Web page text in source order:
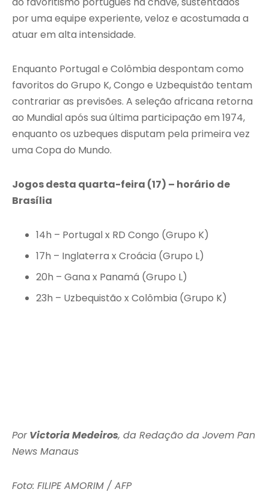
por uma equipe experiente, veloz e acostumada a
atuar em alta intensidade.
Enquanto Portugal e Colômbia despontam como
favoritos do Grupo K, Congo e Uzbequistão tentam
contrariar as previsões. A seleção africana retorna
ao Mundial após sua última participação em 1974,
enquanto os uzbeques disputam pela primeira vez
uma Copa do Mundo.
Jogos desta quarta-feira (17) – horário de
Brasília
14h – Portugal x RD Congo (Grupo K)
17h – Inglaterra x Croácia (Grupo L)
20h – Gana x Panamá (Grupo L)
23h – Uzbequistão x Colômbia (Grupo K)
PorVictoria Medeiros, da Redação da Jovem Pan
News Manaus
Foto: FILIPE AMORIM / AFP